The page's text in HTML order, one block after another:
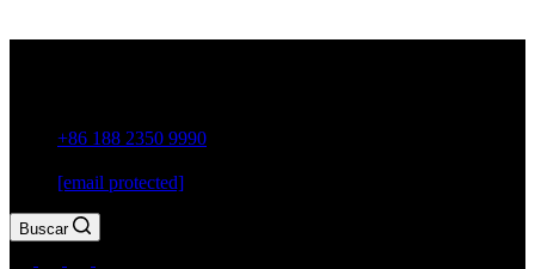
+86 188 2350 9990
[email protected]
Buscar